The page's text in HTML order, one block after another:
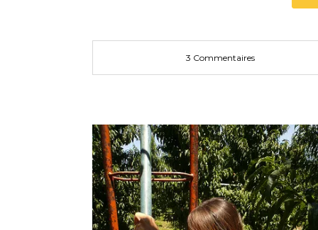
3 Commentaires